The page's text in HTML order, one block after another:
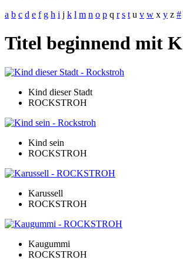
a b c d e f g h i j k l m n o p q r s t u v w x y z #
Titel beginnend mit K
Kind dieser Stadt
ROCKSTROH
Kind sein
ROCKSTROH
Karussell
ROCKSTROH
Kaugummi
ROCKSTROH